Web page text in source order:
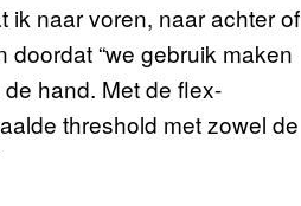
ik naar voren, naar achter of
“we gebruik maken
hand. Met de flex-
threshold met zowel de